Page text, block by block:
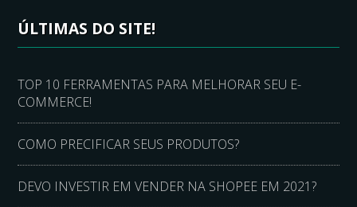
ÚLTIMAS DO SITE!
TOP 10 FERRAMENTAS PARA MELHORAR SEU E-
COMMERCE!
COMO PRECIFICAR SEUS PRODUTOS?
DEVO INVESTIR EM VENDER NA SHOPEE EM 2021?